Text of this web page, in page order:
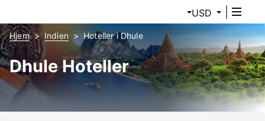
USD
Hjem Indien Hoteller i Dhule
Dhule Hoteller